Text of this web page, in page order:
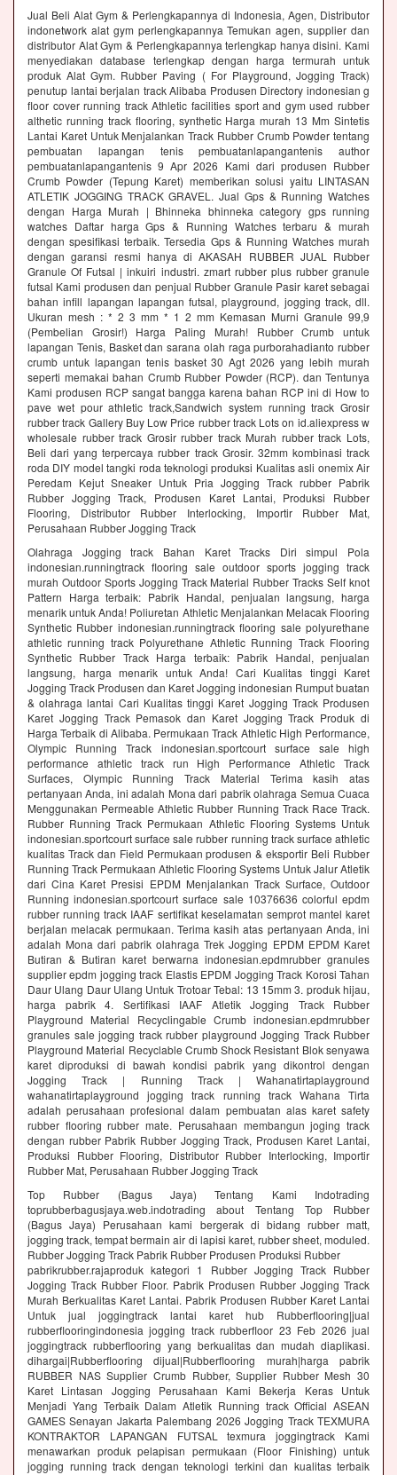
Jual Beli Alat Gym & Perlengkapannya di Indonesia, Agen, Distributor
indonetwork alat gym perlengkapannya Temukan agen, supplier dan
distributor Alat Gym & Perlengkapannya terlengkap hanya disini. Kami
menyediakan database terlengkap dengan harga termurah untuk
produk Alat Gym. Rubber Paving ( For Playground, Jogging Track)
penutup lantai berjalan track Alibaba Produsen Directory indonesian g
floor cover running track Athletic facilities sport and gym used rubber
althetic running track flooring, synthetic Harga murah 13 Mm Sintetis
Lantai Karet Untuk Menjalankan Track Rubber Crumb Powder tentang
pembuatan lapangan tenis pembuatanlapangantenis author
pembuatanlapangantenis 9 Apr 2026 Kami dari produsen Rubber
Crumb Powder (Tepung Karet) memberikan solusi yaitu LINTASAN
ATLETIK JOGGING TRACK GRAVEL. Jual Gps & Running Watches
dengan Harga Murah | Bhinneka bhinneka category gps running
watches Daftar harga Gps & Running Watches terbaru & murah
dengan spesifikasi terbaik. Tersedia Gps & Running Watches murah
dengan garansi resmi hanya di AKASAH RUBBER JUAL Rubber
Granule Of Futsal | inkuiri industri. zmart rubber plus rubber granule
futsal Kami produsen dan penjual Rubber Granule Pasir karet sebagai
bahan infill lapangan lapangan futsal, playground, jogging track, dll.
Ukuran mesh : * 2 3 mm * 1 2 mm Kemasan Murni Granule 99,9
(Pembelian Grosir!) Harga Paling Murah! Rubber Crumb untuk
lapangan Tenis, Basket dan sarana olah raga purborahadianto rubber
crumb untuk lapangan tenis basket 30 Agt 2026 yang lebih murah
seperti memakai bahan Crumb Rubber Powder (RCP). dan Tentunya
Kami produsen RCP sangat bangga karena bahan RCP ini di How to
pave wet pour athletic track,Sandwich system running track Grosir
rubber track Gallery Buy Low Price rubber track Lots on id.aliexpress w
wholesale rubber track Grosir rubber track Murah rubber track Lots,
Beli dari yang terpercaya rubber track Grosir. 32mm kombinasi track
roda DIY model tangki roda teknologi produksi Kualitas asli onemix Air
Peredam Kejut Sneaker Untuk Pria Jogging Track rubber Pabrik
Rubber Jogging Track, Produsen Karet Lantai, Produksi Rubber
Flooring, Distributor Rubber Interlocking, Importir Rubber Mat,
Perusahaan Rubber Jogging Track
Olahraga Jogging track Bahan Karet Tracks Diri simpul Pola
indonesian.runningtrack flooring sale outdoor sports jogging track
murah Outdoor Sports Jogging Track Material Rubber Tracks Self knot
Pattern Harga terbaik: Pabrik Handal, penjualan langsung, harga
menarik untuk Anda! Poliuretan Athletic Menjalankan Melacak Flooring
Synthetic Rubber indonesian.runningtrack flooring sale polyurethane
athletic running track Polyurethane Athletic Running Track Flooring
Synthetic Rubber Track Harga terbaik: Pabrik Handal, penjualan
langsung, harga menarik untuk Anda! Cari Kualitas tinggi Karet
Jogging Track Produsen dan Karet Jogging indonesian Rumput buatan
& olahraga lantai Cari Kualitas tinggi Karet Jogging Track Produsen
Karet Jogging Track Pemasok dan Karet Jogging Track Produk di
Harga Terbaik di Alibaba. Permukaan Track Athletic High Performance,
Olympic Running Track indonesian.sportcourt surface sale high
performance athletic track run High Performance Athletic Track
Surfaces, Olympic Running Track Material Terima kasih atas
pertanyaan Anda, ini adalah Mona dari pabrik olahraga Semua Cuaca
Menggunakan Permeable Athletic Rubber Running Track Race Track.
Rubber Running Track Permukaan Athletic Flooring Systems Untuk
indonesian.sportcourt surface sale rubber running track surface athletic
kualitas Track dan Field Permukaan produsen & eksportir Beli Rubber
Running Track Permukaan Athletic Flooring Systems Untuk Jalur Atletik
dari Cina Karet Presisi EPDM Menjalankan Track Surface, Outdoor
Running indonesian.sportcourt surface sale 10376636 colorful epdm
rubber running track IAAF sertifikat keselamatan semprot mantel karet
berjalan melacak permukaan. Terima kasih atas pertanyaan Anda, ini
adalah Mona dari pabrik olahraga Trek Jogging EPDM EPDM Karet
Butiran & Butiran karet berwarna indonesian.epdmrubber granules
supplier epdm jogging track Elastis EPDM Jogging Track Korosi Tahan
Daur Ulang Daur Ulang Untuk Trotoar Tebal: 13 15mm 3. produk hijau,
harga pabrik 4. Sertifikasi IAAF Atletik Jogging Track Rubber
Playground Material Recyclingable Crumb indonesian.epdmrubber
granules sale jogging track rubber playground Jogging Track Rubber
Playground Material Recyclable Crumb Shock Resistant Blok senyawa
karet diproduksi di bawah kondisi pabrik yang dikontrol dengan
Jogging Track | Running Track | Wahanatirtaplayground
wahanatirtaplayground jogging track running track Wahana Tirta
adalah perusahaan profesional dalam pembuatan alas karet safety
rubber flooring rubber mate. Perusahaan membangun joging track
dengan rubber Pabrik Rubber Jogging Track, Produsen Karet Lantai,
Produksi Rubber Flooring, Distributor Rubber Interlocking, Importir
Rubber Mat, Perusahaan Rubber Jogging Track
Top Rubber (Bagus Jaya) Tentang Kami Indotrading
toprubberbagusjaya.web.indotrading about Tentang Top Rubber
(Bagus Jaya) Perusahaan kami bergerak di bidang rubber matt,
jogging track, tempat bermain air di lapisi karet, rubber sheet, moduled.
Rubber Jogging Track Pabrik Rubber Produsen Produksi Rubber
pabrikrubber.rajaproduk kategori 1 Rubber Jogging Track Rubber
Jogging Track Rubber Floor. Pabrik Produsen Rubber Jogging Track
Murah Berkualitas Karet Lantai. Pabrik Produsen Rubber Karet Lantai
Untuk jual joggingtrack lantai karet hub Rubberflooring|jual
rubberflooringindonesia jogging track rubberfloor 23 Feb 2026 jual
joggingtrack rubberflooring yang berkualitas dan mudah diaplikasi.
dihargai|Rubberflooring dijual|Rubberflooring murah|harga pabrik
RUBBER NAS Supplier Crumb Rubber, Supplier Rubber Mesh 30
Karet Lintasan Jogging Perusahaan Kami Bekerja Keras Untuk
Menjadi Yang Terbaik Dalam Atletik Running track Official ASEAN
GAMES Senayan Jakarta Palembang 2026 Jogging Track TEXMURA
KONTRAKTOR LAPANGAN FUTSAL texmura joggingtrack Kami
menawarkan produk pelapisan permukaan (Floor Finishing) untuk
jogging running track dengan teknologi terkini dan kualitas terbaik